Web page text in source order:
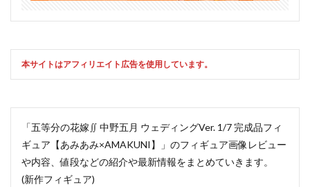
本サイトはアフィリエイト広告を使用しています。
「五等分の花嫁∬ 中野五月 ウェディングVer. 1/7 完成品フィ
ギュア【あみあみ×AMAKUNI】」のフィギュア画像レビュー
や内容、値段などの紹介や最新情報をまとめていきます。
(新作フィギュア)